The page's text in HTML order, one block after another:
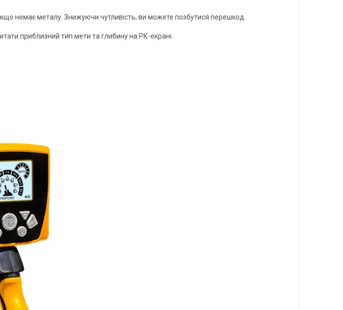
немає металу. Знижуючи чутливість, ви можете позбутися перешкод.
приблизний тип мети та глибину на РК-екрані.